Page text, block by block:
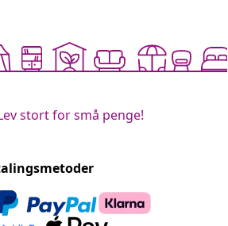
stort for små penge!